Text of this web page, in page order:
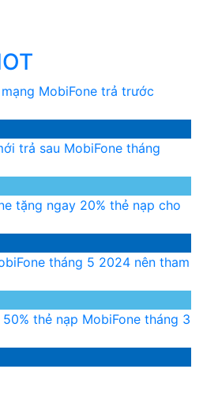
MobiFone trả trước
trả sau MobiFone tháng
tặng ngay 20% thẻ nạp cho
tháng 5 2024 nên tham
50% thẻ nạp MobiFone tháng 3